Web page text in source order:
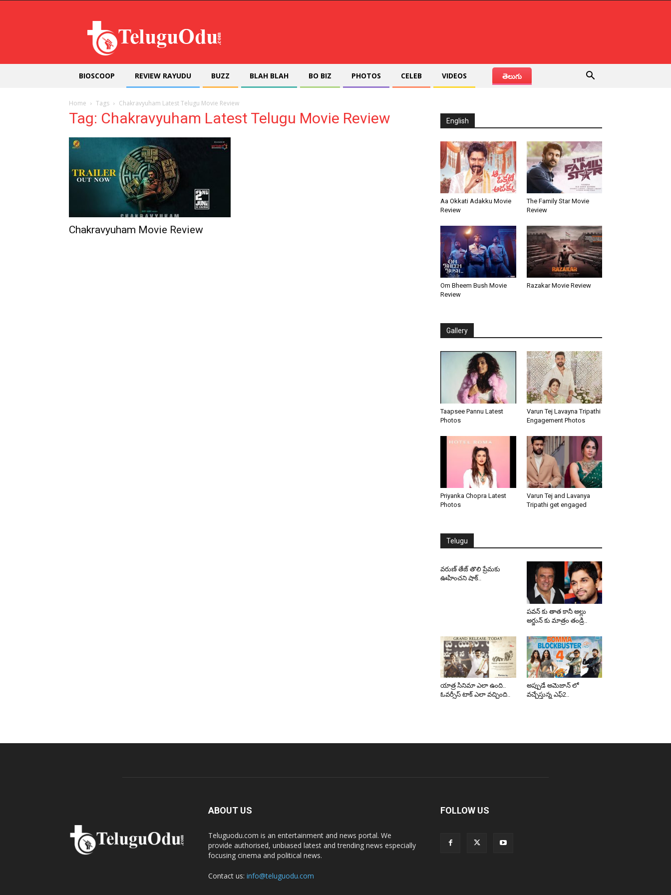
BIOSCOOP REVIEW RAYUDU BUZZ BLAH BLAH BO BIZ PHOTOS CELEB VIDEOS తెలుగు
Home Tags Chakravyuham Latest Telugu Movie Review
Tag: Chakravyuham Latest Telugu Movie Review
Chakravyuham Movie Review
English
Aa Okkati Adakku Movie
Review
The Family Star Movie
Review
Om Bheem Bush Movie
Review
Razakar Movie Review
Gallery
Taapsee Pannu Latest
Photos
Varun Tej Lavayna Tripathi
Engagement Photos
Priyanka Chopra Latest
Photos
Varun Tej and Lavanya
Tripathi get engaged
Telugu
వరుణ్ తేజ్ తొలి ప్రేమకు
ఊహించని షాక్..
పవన్ కు తాత కానీ అల్లు
అర్జున్ కు మాత్రం తండ్రి..
యాత్ర సినిమా ఎలా ఉంది..
ఓవర్సీస్ టాక్ ఎలా వచ్చింది..
అప్పుడే అమెజాన్ లో
వచ్చేస్తున్న ఎఫ్2..
ABOUT US
Teluguodu.com is an entertainment and news portal. We
provide authorised, unbiased latest and trending news especially
focusing cinema and political news.
Contact us: info@teluguodu.com
FOLLOW US